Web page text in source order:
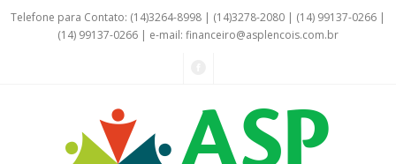
Telefone para Contato: (14)3264-8998 | (14)3278-2080 | (14) 99137-0266 |
(14) 99137-0266 | e-mail: financeiro@asplencois.com.br